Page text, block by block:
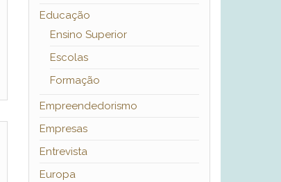
Educação
Ensino Superior
Escolas
Formação
Empreendedorismo
Empresas
Entrevista
Europa